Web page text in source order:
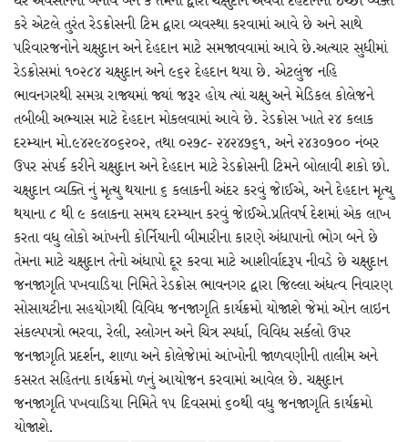
કરે એટલે તુરંત રેડક્રોસની ટિમ દ્વારા વ્યવસ્થા કરવામાં આવે છે અને સાથે
પરિવારજનોને ચક્ષુદાન અને દેહદાન માટે સમજાવવામાં આવે છે.અત્યાર સુધીમાં
રેડક્રોસમાં ૧૦૨૮૪ ચક્ષુદાન અને ૯૬૨ દેહદાન થયા છે. એટલુંજ નહિ
ભાવનગરથી સમગ્ર રાજ્યમાં જ્યાં જરૂર હોય ત્યાં ચક્ષુ અને મેડિકલ કોલેજને
તબીબી અભ્યાસ માટે દેહદાન મોકલવામાં આવે છે. રેડક્રોસ ખાતે ૨૪ કલાક
દરમ્યાન મો.૯૪૨૯૪૦૬૨૦૨, તથા ૦૨૭૮- ૨૪૨૪૭૬૧, અને ૨૪૩૦૭૦૦ નંબર
ઉપર સંપર્ક કરીને ચક્ષુદાન અને દેહદાન માટે રેડક્રોસની ટિમને બોલાવી શકો છો.
ચક્ષુદાન વ્યક્તિ નું મૃત્યુ થયાના ૬ કલાકની અંદર કરવું જાેઈએ, અને દેહદાન મૃત્યુ
થયાના ૮ થી ૯ કલાકના સમય દરમ્યાન કરવું જાેઈએ.પ્રતિવર્ષ દેશમાં એક લાખ
કરતા વધુ લોકો આંખની કોર્નિયાની બીમારીના કારણે અંધાપાનો ભોગ બને છે
તેમના માટે ચક્ષુદાન તેનો અંધાપો દૂર કરવા માટે આશીર્વાદરૂપ નીવડે છે ચક્ષુદાન
જનજાગૃતિ પખવાડિયા નિમિતે રેડક્રોસ ભાવનગર દ્વારા જિલ્લા અંધત્વ નિવારણ
સોસાયટીના સહયોગથી વિવિધ જનજાગૃતિ કાર્યક્રમો યોજાશે જેમાં ઓન લાઇન
સંકલ્પપત્રો ભરવા, રેલી, સ્લોગન અને ચિત્ર સ્પર્ધા, વિવિધ સર્કલો ઉપર
જનજાગૃતિ પ્રદર્શન, શાળા અને કોલેજાેમાં આંખોની જાળવણીની તાલીમ અને
કસરત સહિતના કાર્યક્રમો ળનું આયોજન કરવામાં આવેલ છે. ચક્ષુદાન
જનજાગૃતિ પખવાડિયા નિમિતે ૧૫ દિવસમાં ૬૦થી વધુ જનજાગૃતિ કાર્યક્રમો
યોજાશે.